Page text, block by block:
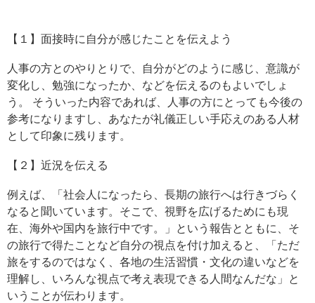
【１】面接時に自分が感じたことを伝えよう
人事の方とのやりとりで、自分がどのように感じ、意識が
変化し、勉強になったか、などを伝えるのもよいでしょ
う。 そういった内容であれば、人事の方にとっても今後の
参考になりますし、あなたが礼儀正しい手応えのある人材
として印象に残ります。
【２】近況を伝える
例えば、「社会人になったら、長期の旅行へは行きづらく
なると聞いています。そこで、視野を広げるためにも現
在、海外や国内を旅行中です。」という報告とともに、そ
の旅行で得たことなど自分の視点を付け加えると、「ただ
旅をするのではなく、各地の生活習慣・文化の違いなどを
理解し、いろんな視点で考え表現できる人間なんだな」と
いうことが伝わります。